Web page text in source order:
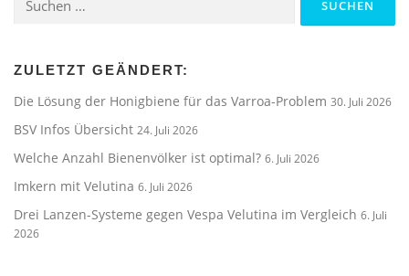
nach:
ZULETZT GEÄNDERT:
Die Lösung der Honigbiene für das Varroa-Problem 30. Juli 2026
BSV Infos Übersicht 24. Juli 2026
Welche Anzahl Bienenvölker ist optimal? 6. Juli 2026
Imkern mit Velutina 6. Juli 2026
Drei Lanzen-Systeme gegen Vespa Velutina im Vergleich 6. Juli
2026